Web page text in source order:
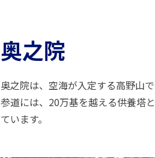
奥之院
奥之院は、空海が入定する高野山
参道には、20万基を越える供養塔
ています。